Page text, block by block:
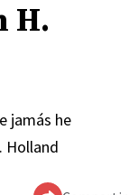
H.
jamás he
Holland